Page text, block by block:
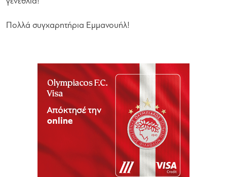
Πολλά συγχαρητήρια Εμμανουήλ!